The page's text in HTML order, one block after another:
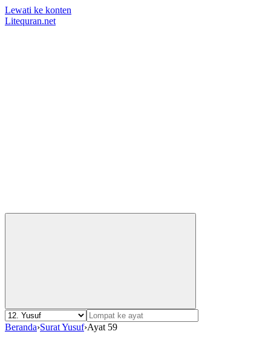
Lewati ke konten
Litequran.net
Beranda›Surat Yusuf›Ayat 59